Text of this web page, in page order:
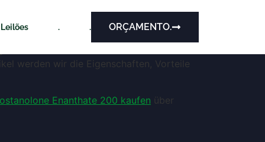
Leilões . . ORÇAMENTO.
werden wir die Eigenschaften, Vorteile
Enanthate 200 kaufen über